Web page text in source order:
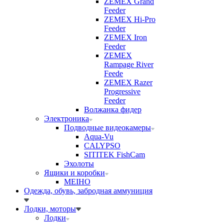
Feeder
ZEMEX Hi-Pro
Feeder
ZEMEX Iron
Feeder
ZEMEX
Rampage River
Feede
ZEMEX Razer
Progressive
Feeder
Волжанка фидер
Электроника
Подводные видеокамеры
Aqua-Vu
CALYPSO
SITITEK FishCam
Эхолоты
Ящики и коробки
MEIHO
Одежда, обувь, забродная аммуниция
Лодки, моторы
Лодки